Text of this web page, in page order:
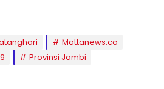
Mattanews.co
Provinsi Jambi